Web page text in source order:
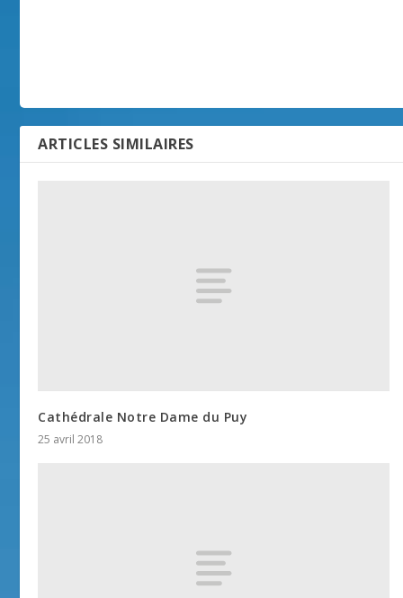
ARTICLES SIMILAIRES
Cathédrale Notre Dame du Puy
25 avril 2018